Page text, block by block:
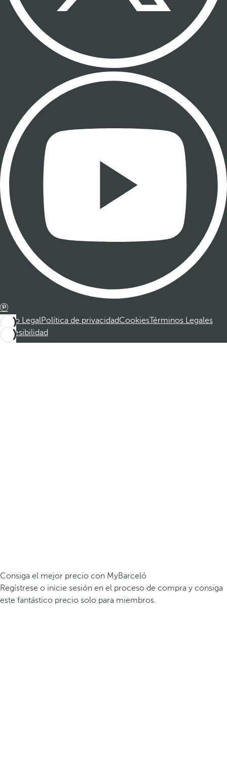
Aviso LegalPolítica de privacidadCookiesTérminos Legales
Accesibilidad
Consiga el mejor precio con MyBarceló
Regístrese o inicie sesión en el proceso de compra y consiga
este fantástico precio solo para miembros.